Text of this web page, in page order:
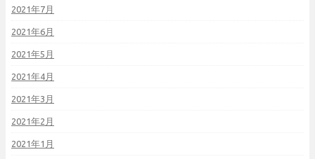
2021年7月
2021年6月
2021年5月
2021年4月
2021年3月
2021年2月
2021年1月